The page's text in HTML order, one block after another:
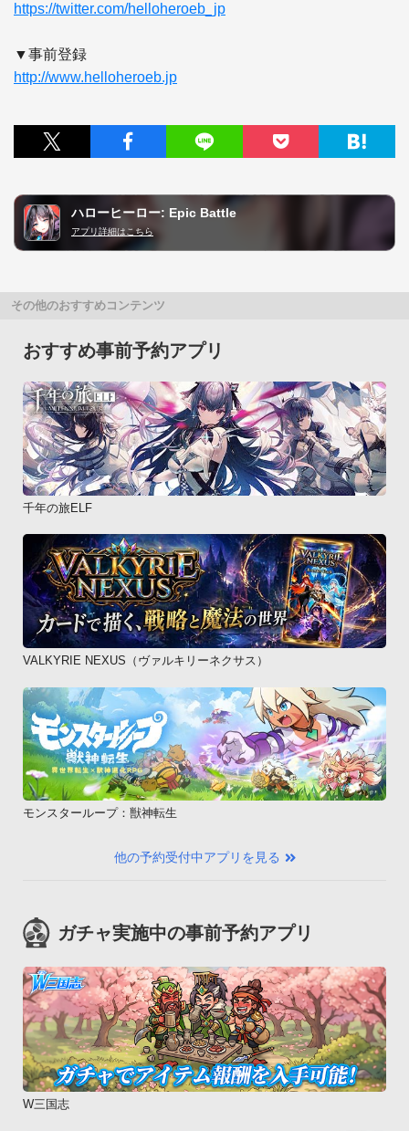
https://twitter.com/helloheroeb_jp
http://www.helloheroeb.jp
ハローヒーロー: Epic Battle
アプリ詳細はこちら
その他のおすすめコンテンツ
おすすめ事前予約アプリ
千年の旅ELF
VALKYRIE NEXUS（ヴァルキリーネクサス）
モンスターループ：獣神転生
他の予約受付中アプリを見る
ガチャ実施中の事前予約アプリ
W三国志